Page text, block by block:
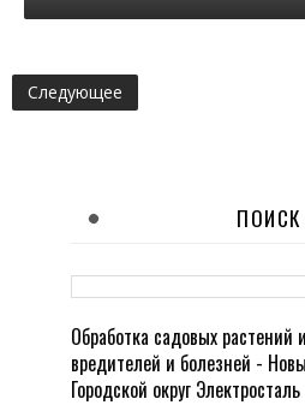
Следующее
ПОИСК
Обработка садовых растений
вредителей и болезней -
Городской округ Электросталь